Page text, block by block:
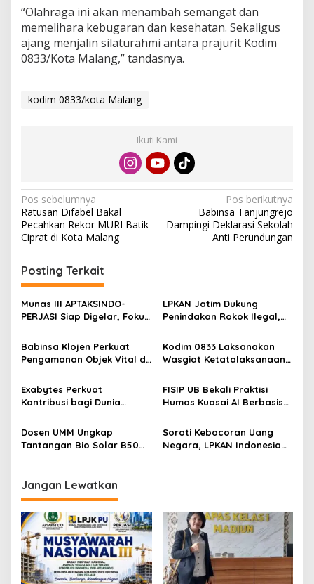
r
a
g
a
B
s
a
“Olahraga ini akan menambah semangat dan
memelihara kebugaran dan kesehatan. Sekaligus
ajang menjalin silaturahmi antara prajurit Kodim
0833/Kota Malang,” tandasnya.
kodim 0833/kota Malang
Ikuti Kami
N
a
v
i
g
a
s
i
p
s
Pos sebelumnya
Ratusan Difabel Bakal
Pecahkan Rekor MURI Batik
Ciprat di Kota Malang
Pos berikutnya
Babinsa Tanjungrejo
Dampingi Deklarasi Sekolah
Anti Perundungan
Posting Terkait
Munas III APTAKSINDO-
PERJASI Siap Digelar, Fokus
Regenerasi Kepemimpinan
LPKAN Jatim Dukung
Penindakan Rokok Ilegal,
Jangan Korbankan Petani
Babinsa Klojen Perkuat
Pengamanan Objek Vital di
Lama
Kodim 0833 Laksanakan
Wasgiat Ketatalaksanaan
Exabytes Perkuat
Kontribusi bagi Dunia
Melalui Kerja Sama dengan
Universitas Ciputra
Surabaya
FISIP UB Bekali Praktisi
Humas Kuasai AI Berbasis
Dosen UMM Ungkap
Tantangan Bio Solar B50
Wajib Dilakukan
Soroti Kebocoran Uang
Negara, LPKAN Indonesia
Jangan Lewatkan